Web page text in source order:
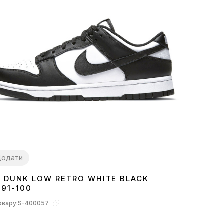
383940 4142 43 4445
DUNK LOW RETRO WHITE BLACK
100
S-400057